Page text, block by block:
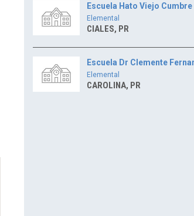
Escuela Hato Viejo Cumbre
Elemental
CIALES, PR
Escuela Dr Clemente
Elemental
CAROLINA, PR